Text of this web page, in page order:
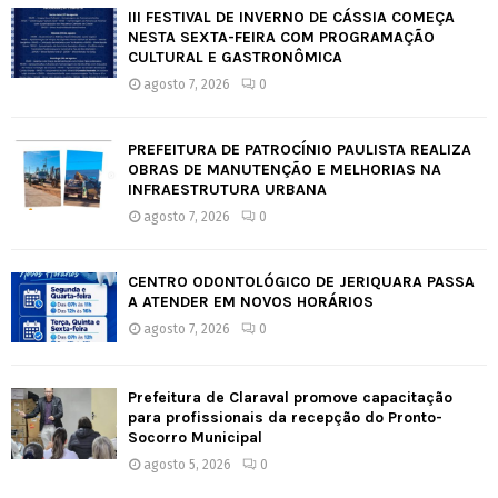
III FESTIVAL DE INVERNO DE CÁSSIA COMEÇA
NESTA SEXTA-FEIRA COM PROGRAMAÇÃO
CULTURAL E GASTRONÔMICA
agosto 7, 2026 0
PREFEITURA DE PATROCÍNIO PAULISTA REALIZA
OBRAS DE MANUTENÇÃO E MELHORIAS NA
INFRAESTRUTURA URBANA
agosto 7, 2026 0
CENTRO ODONTOLÓGICO DE JERIQUARA PASSA
A ATENDER EM NOVOS HORÁRIOS
agosto 7, 2026 0
Prefeitura de Claraval promove capacitação
para profissionais da recepção do Pronto-
Socorro Municipal
agosto 5, 2026 0